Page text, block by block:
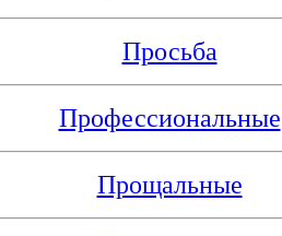
Просьба
Профессиональные
Прощальные